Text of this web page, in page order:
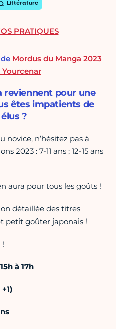
Littérature
Mordus du Manga 2023
reviennent pour une
êtes impatients de
?
novice, n’hésitez pas à
2023 : 7-11 ans ; 12-15 ans
aura pour tous les goûts !
détaillée des titres
petit goûter japonais !
à 17h
PRATIQUES